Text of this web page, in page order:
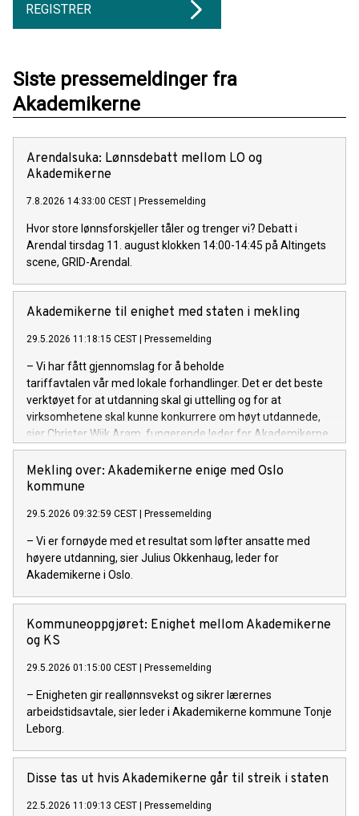
REGISTRER
Siste pressemeldinger fra
Akademikerne
Arendalsuka: Lønnsdebatt mellom LO og
Akademikerne
7.8.2026 14:33:00 CEST Pressemelding
Hvor store lønnsforskjeller tåler og trenger vi? Debatt i
Arendal tirsdag 11. august klokken 14:00-14:45 på Altingets
scene, GRID-Arendal.
Akademikerne til enighet med staten i mekling
29.5.2026 11:18:15 CEST Pressemelding
– Vi har fått gjennomslag for å beholde
tariffavtalen vår med lokale forhandlinger. Det er det beste
verktøyet for at utdanning skal gi uttelling og for at
virksomhetene skal kunne konkurrere om høyt utdannede,
sier Christer Wiik Aram, fungerende leder for Akademikerne
stat.
Mekling over: Akademikerne enige med Oslo
kommune
29.5.2026 09:32:59 CEST Pressemelding
– Vi er fornøyde med et resultat som løfter ansatte med
høyere utdanning, sier Julius Okkenhaug, leder for
Akademikerne i Oslo.
Kommuneoppgjøret: Enighet mellom Akademikerne
og KS
29.5.2026 01:15:00 CEST Pressemelding
– Enigheten gir reallønnsvekst og sikrer lærernes
arbeidstidsavtale, sier leder i Akademikerne kommune Tonje
Leborg.
Disse tas ut hvis Akademikerne går til streik i staten
22.5.2026 11:09:13 CEST Pressemelding